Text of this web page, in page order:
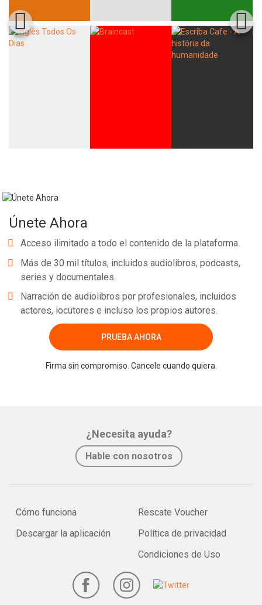
Únete Ahora
Acceso ilimitado a todo el contenido de la plataforma.
Más de 30 mil títulos, incluidos audiolibros, podcasts,
series y documentales.
Narración de audiolibros por profesionales, incluidos
actores, locutores e incluso los propios autores.
PRUEBA AHORA
Firma sin compromiso. Cancele cuando quiera.
¿Necesita ayuda?
Hable con nosotros
Cómo funciona
Descargar la aplicación
Rescate Voucher
Política de privacidad
Condiciones de Uso